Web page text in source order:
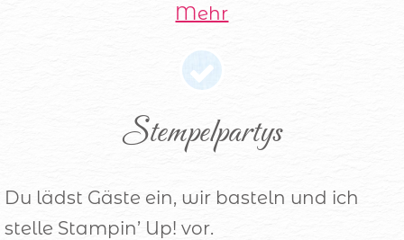
Mehr
Stempelpartys
Du lädst Gäste ein, wir basteln und ich
stelle Stampin’ Up! vor.